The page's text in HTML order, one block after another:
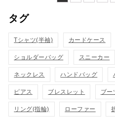
タグ
Tシャツ(半袖) カードケース
ショルダーバッグ スニーカー
ネックレス ハンドバッグ
ピアス ブレスレット ブー
リング(指輪) ローファー